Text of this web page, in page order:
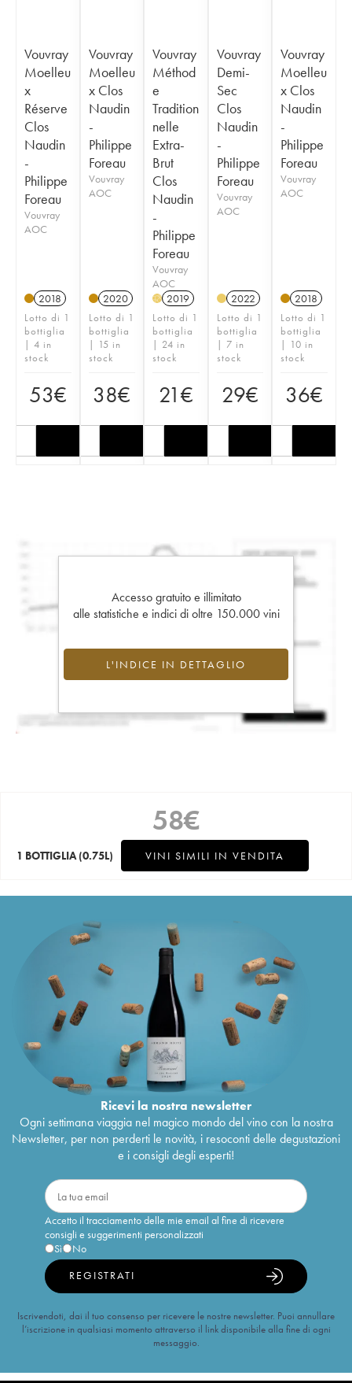
Vouvray
Moelleu
x
Réserve
Clos
Naudin
-
Philippe
Foreau
Vouvray
AOC
2018
Lotto di 1
bottiglia
| 4 in
stock
53€
Vouvray
Moelleu
x Clos
Naudin
-
Philippe
Foreau
Vouvray
AOC
2020
Lotto di 1
bottiglia
| 15 in
stock
38€
Vouvray
Méthod
e
Tradition
nelle
Extra-
Brut
Clos
Naudin
-
Philippe
Foreau
Vouvray
AOC
H 2019
Lotto di 1
bottiglia
| 24 in
stock
21€
Vouvray
Demi-
Sec
Clos
Naudin
-
Philippe
Foreau
Vouvray
AOC
2022
Lotto di 1
bottiglia
| 7 in
stock
29€
Vouvray
Moelleu
x Clos
Naudin
-
Philippe
Foreau
Vouvray
AOC
2018
Lotto di 1
bottiglia
| 10 in
stock
36€
Accesso gratuito e illimitato
alle statistiche e indici di oltre 150.000 vini
L'INDICE IN DETTAGLIO
58€
1 BOTTIGLIA (0.75L) VINI SIMILI IN VENDITA
Ricevi la nostra newsletter
Ogni settimana viaggia nel magico mondo del vino con la nostra
Newsletter, per non perderti le novità, i resoconti delle degustazioni
e i consigli degli esperti!
Accetto il tracciamento delle mie email al fine di ricevere
consigli e suggerimenti personalizzati
Sì
No
REGISTRATI
Iscrivendoti, dai il tuo consenso per ricevere le nostre newsletter. Puoi annullare
l’iscrizione in qualsiasi momento attraverso il link disponibile alla fine di ogni
messaggio.